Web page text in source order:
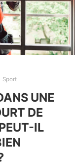
Sport
UNE
DE
IL